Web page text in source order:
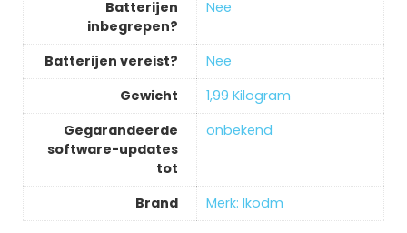
Batterijen
inbegrepen?
‎Nee
Batterijen vereist?
‎Nee
Gewicht
‎1,99 Kilogram
Gegarandeerde
software-updates
tot
‎onbekend
Brand Merk: Ikodm